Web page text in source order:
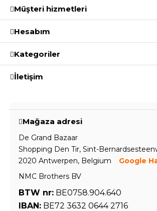
Müşteri hizmetleri
Hesabım
Kategoriler
İletişim
Mağaza adresi
De Grand Bazaar
Shopping Den Tir, Sint-
2020 Antwerpen, Belgium
Google
NMC Brothers BV
BTW nr: BE0758.904.640
IBAN: BE72 3632 0644 2716